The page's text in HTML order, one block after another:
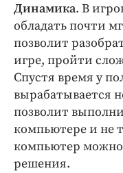
Динамика. В
обладать почти
позволит
игре, пройти
Спустя время у
вырабатывается
позволит
компьютере и не
компьютер
решения.